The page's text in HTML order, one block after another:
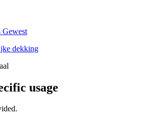
Gewest
dekking
usage